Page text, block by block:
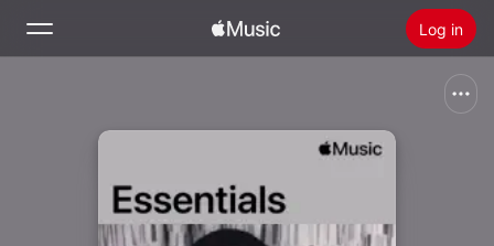
Log in
Installeer Apple Music